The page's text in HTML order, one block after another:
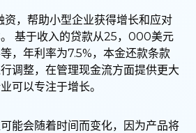
资，帮助小型企业获得增长和应对
基于收入的贷款从25，000美元
，年利率为7.5%，本金还款条款
调整，在管理现金流方面提供更大
可以专注于增长。
能会随着时间而变化，因为产品将